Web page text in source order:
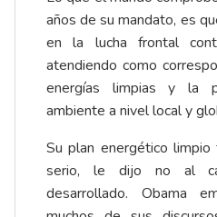
años de su mandato, es
en la lucha frontal
atendiendo como
energías limpias y la
ambiente a nivel local y
Su plan energético
serio, le dijo no al
desarrollado. Obama